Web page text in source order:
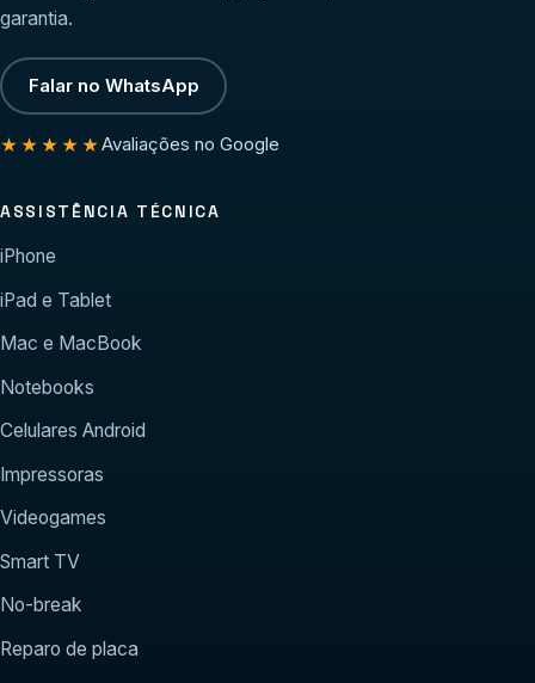
garantia.
Falar no WhatsApp
★★★★★Avaliações no Google
ASSISTÊNCIA TÉCNICA
iPhone
iPad e Tablet
Mac e MacBook
Notebooks
Celulares Android
Impressoras
Videogames
Smart TV
No-break
Reparo de placa